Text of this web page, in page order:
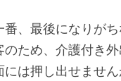
番、最後になりが
ため、介護付き
は押し出せません